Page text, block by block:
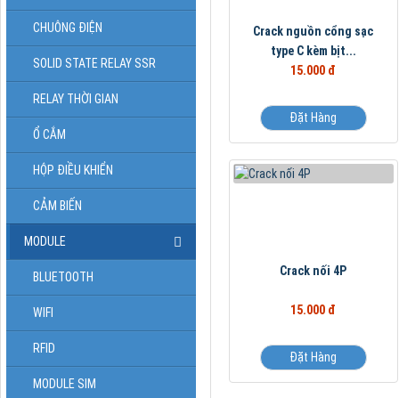
Crack nguồn cổng sạc
type C kèm bịt...
15.000 đ
Đặt Hàng
Crack nối 4P
15.000 đ
Đặt Hàng
CHUÔNG ĐIỆN
SOLID STATE RELAY SSR
RELAY THỜI GIAN
Ổ CẮM
HỘP ĐIỀU KHIỂN
CẢM BIẾN
MODULE
BLUETOOTH
WIFI
RFID
MODULE SIM